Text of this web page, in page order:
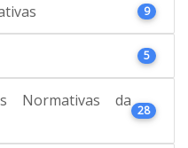
9
5
Normativas da
28